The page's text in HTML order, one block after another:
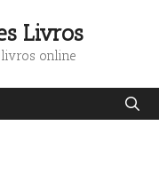
Livros
online